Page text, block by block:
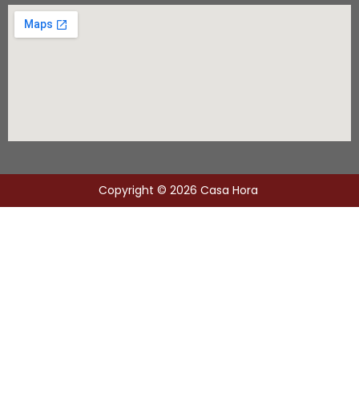
Copyright © 2026 Casa Hora